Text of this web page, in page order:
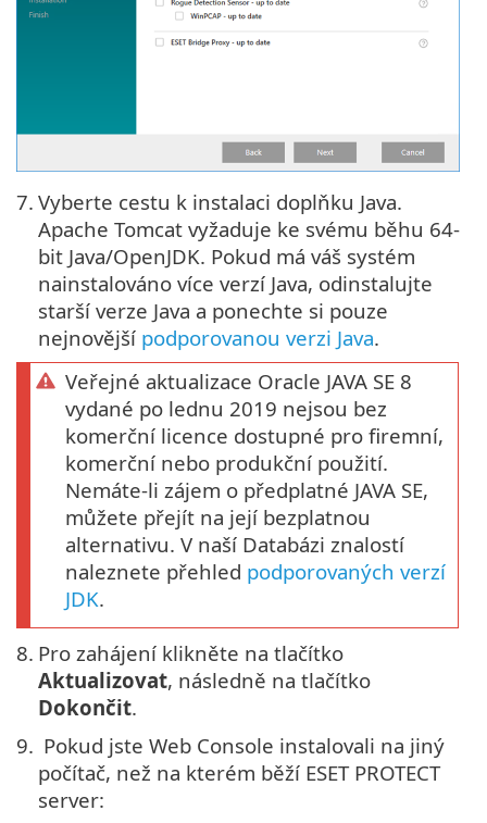
7. Vyberte cestu k instalaci doplňku Java.
Apache Tomcat vyžaduje ke svému běhu 64-
bit Java/OpenJDK. Pokud má váš systém
nainstalováno více verzí Java, odinstalujte
starší verze Java a ponechte si pouze
nejnovější podporovanou verzi Java.
Veřejné aktualizace Oracle JAVA SE 8
vydané po lednu 2019 nejsou bez
komerční licence dostupné pro firemní,
komerční nebo produkční použití.
Nemáte-li zájem o předplatné JAVA SE,
můžete přejít na její bezplatnou
alternativu. V naší Databázi znalostí
naleznete přehled podporovaných verzí
JDK.
8. Pro zahájení klikněte na tlačítko
Aktualizovat, následně na tlačítko
Dokončit.
9. Pokud jste Web Console instalovali na jiný
počítač, než na kterém běží ESET PROTECT
server: